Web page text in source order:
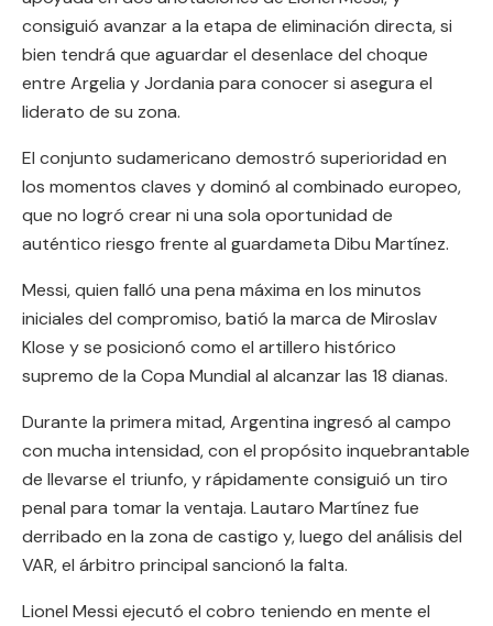
consiguió avanzar a la etapa de eliminación directa, si
bien tendrá que aguardar el desenlace del choque
entre Argelia y Jordania para conocer si asegura el
liderato de su zona.
El conjunto sudamericano demostró superioridad en
los momentos claves y dominó al combinado europeo,
que no logró crear ni una sola oportunidad de
auténtico riesgo frente al guardameta Dibu Martínez.
Messi, quien falló una pena máxima en los minutos
iniciales del compromiso, batió la marca de Miroslav
Klose y se posicionó como el artillero histórico
supremo de la Copa Mundial al alcanzar las 18 dianas.
Durante la primera mitad, Argentina ingresó al campo
con mucha intensidad, con el propósito inquebrantable
de llevarse el triunfo, y rápidamente consiguió un tiro
penal para tomar la ventaja. Lautaro Martínez fue
derribado en la zona de castigo y, luego del análisis del
VAR, el árbitro principal sancionó la falta.
Lionel Messi ejecutó el cobro teniendo en mente el